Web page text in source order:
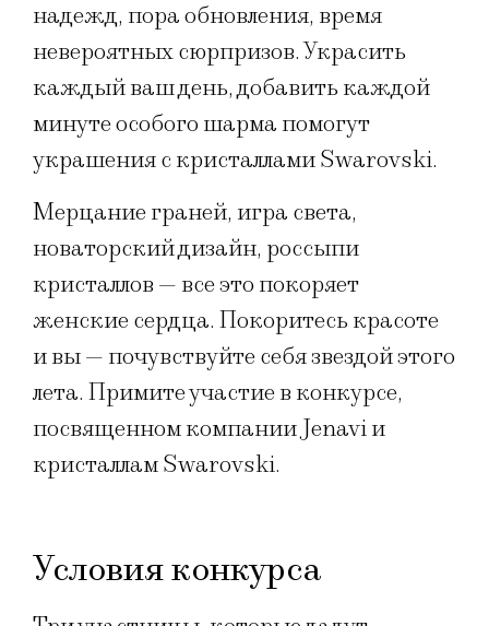
надежд, пора обновления, время
невероятных сюрпризов. Украсить
каждый ваш день, добавить каждой
минуте особого шарма помогут
украшения с кристаллами Swarovski.
Мерцание граней, игра света,
новаторский дизайн, россыпи
кристаллов — все это покоряет
женские сердца. Покоритесь красоте
и вы — почувствуйте себя звездой этого
лета. Примите участие в конкурсе,
посвященном компании Jenavi и
кристаллам Swarovski.
Условия конкурса